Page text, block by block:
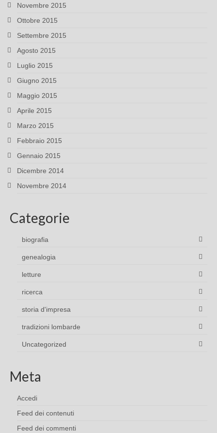
Novembre 2015
Ottobre 2015
Settembre 2015
Agosto 2015
Luglio 2015
Giugno 2015
Maggio 2015
Aprile 2015
Marzo 2015
Febbraio 2015
Gennaio 2015
Dicembre 2014
Novembre 2014
Categorie
biografia
genealogia
letture
ricerca
storia d'impresa
tradizioni lombarde
Uncategorized
Meta
Accedi
Feed dei contenuti
Feed dei commenti